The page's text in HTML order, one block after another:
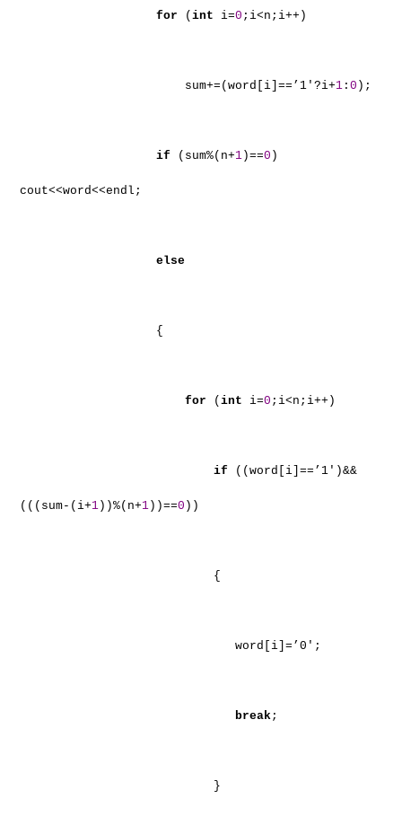
for ( int i=0 ;i<n;i++)
sum+=(word[i]==’1′?i+1 : 0 );
if (sum%(n+1 )==0 )
cout<<word<<endl;
else
{
for ( int i=0 ;i<n;i++)
if ((word[i]==’1′)&&
(((sum-(i+1 ))%(n+1 ))==0 ))
{
word[i]=’0′;
break;
}